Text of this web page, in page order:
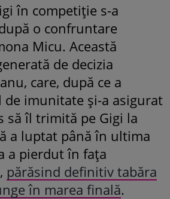
în competiție s-a
o confruntare
Micu. Această
de decizia
care, după ce a
imunitate și-a asigurat
să îl trimită pe Gigi la
a luptat până în ultima
a pierdut în fața
părăsind definitiv tabăra
în marea finală.